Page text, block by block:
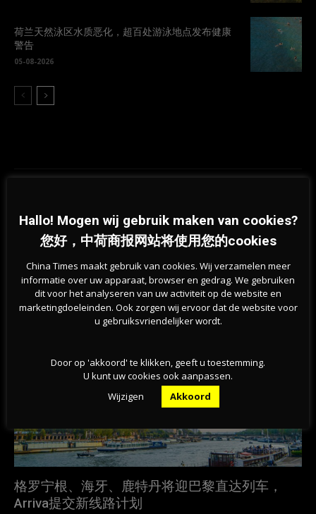
荷兰天然泳区水质恶化，超百处游泳地点发布健康
警告
05-08-2026
荷兰大学警告：国际学生找不到住
处就不要来荷兰了
热浪席卷欧洲！欧能源需求急增之
际，俄罗斯天然气供应减少
相关文章
格罗宁根、海牙、鹿特丹将迎巴黎直达列车，
Arriva提交新线路计划
Hallo! Mogen wij gebruik maken van cookies?
您好，中荷商报网站将使用您的cookies
China Times maakt gebruik van cookies. Wij verzamelen meer
informatie over uw apparaat, browser en gedrag. We gebruiken
dit voor het analyseren van uw activiteit op de website en
marketingdoeleinden. Ook zorgen wij ervoor dat de website voor
u gebruiksvriendelijker wordt.
Door op 'akkoord' te klikken, geeft u toestemming.
U kunt uw cookies ook aanpassen.
Wijzigen
Akkoord